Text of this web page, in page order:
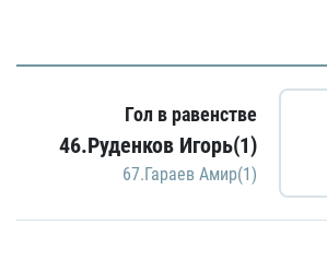
Гол в равенстве
46.Руденков Игорь(1)
67.Гараев Амир(1)